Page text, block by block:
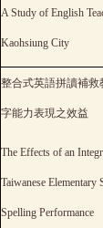
A Study of English
Kaohsiung City
整合式英語拼讀補
字能力表現之效益
The Effects of an
Taiwanese
Spelling Performance